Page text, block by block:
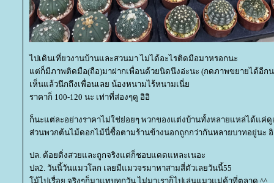
ไปเดินเที่ยวงานบ้านและสวนมา ไม่ได้อะไรติดมือมาหรอกนะ
ต่ก็มีภาพติดมือ(ถือ)มาฝากเพื่อนด้วยนิดนึงอ่ะนะ (กดภาพขยายได้อีก
เห็นแล้วนึกถึงเพื่อนเลย น้องหนามไร้หนามเนี่
ราคาก็ 100-120 นะ เท่าที่ส่องๆดู อิอิ
ก็นะแต่ละอย่างราคาไม่ใช่ย่อยๆ พวกของแต่งบ้านทั้งหลายแหล่ได้แค่ดู
ส่วนพวกต้นไม้ดอกไม้นี่ซื้อตามร้านข้างนอกถูกกว่ากันหลายบาทอยู่นะ
ปล. ต้อยติ่งสวยและถูกจริงแต่ก็ชอบแดดแหละเนอะ
ปล2. วันนี้วันแมวโลก เลยมีแมวจรมาหาสามสี่ตัวเลยวันนี้55
ม้ไปเรื่อย จริงๆก็มาแทบทุกวัน ไม่มาเราก็ไปเล่นแมวแม่ค้าที่ตลาด ^^